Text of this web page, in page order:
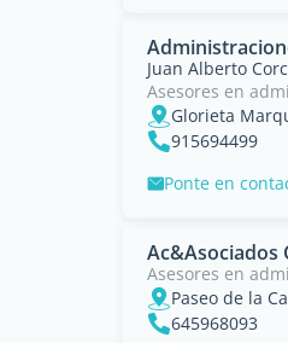
Juan Alberto
Asesores en
Glorieta
915694499
Ponte en
Ac&Asociados
Asesores en
Paseo de la
645968093